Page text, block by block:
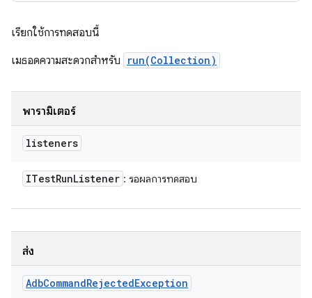
เรียกใช้การทดสอบนี้
เมธอดความสะดวกสำหรับ
run(Collection)
พารามิเตอร์
listeners
ITestRunListener : รอผลการทดสอบ
ส่ง
AdbCommandRejectedException